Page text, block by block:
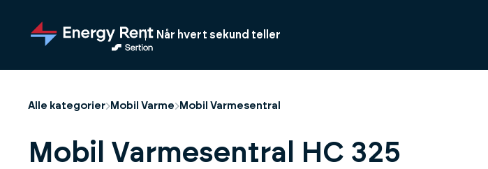
hovedinnhold
Når hvert sekund teller
Alle kategorier Mobil Varme Mobil Varmesentral
Mobil Varmesentral HC 325